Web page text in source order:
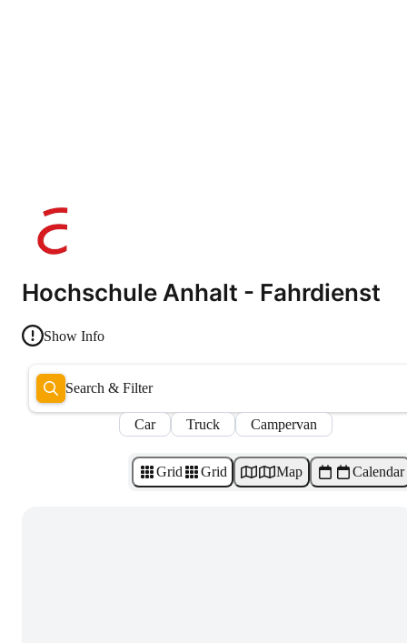
Hochschule Anhalt - Fahrdienst
Show Info
Search & Filter
Car Truck Campervan
Grid Grid Map Calendar